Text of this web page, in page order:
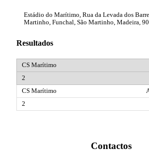
Estádio do Marítimo, Rua da Levada dos
Martinho, Funchal, São Martinho, Madeira,
Resultados
Contactos